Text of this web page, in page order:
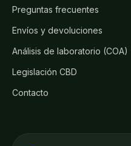
Preguntas frecuentes
Envíos y devoluciones
Análisis de laboratorio (COA)
Legislación CBD
Contacto